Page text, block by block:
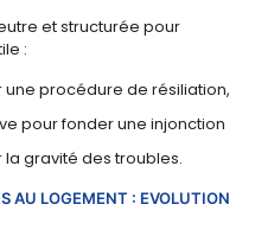
et structurée pour
:
une procédure de résiliation,
pour fonder une injonction
gravité des troubles.
AU LOGEMENT : EVOLUTION